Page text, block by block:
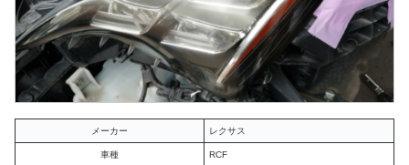
メーカー レクサス
車種 RCF